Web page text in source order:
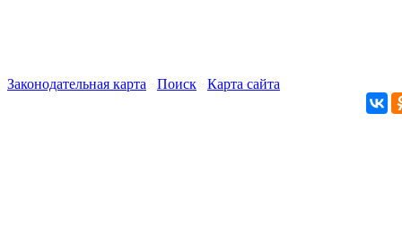
Законодательная карта Поиск Карта сайта